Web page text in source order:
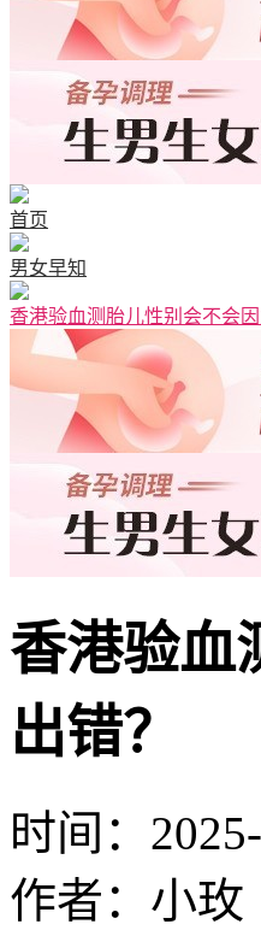
首页
男女早知
香港验血测胎儿性别会不会
香港验血
出错？
时间：
作者：小玫